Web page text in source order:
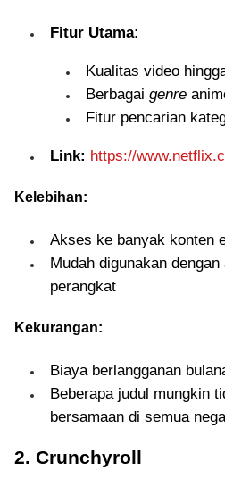
Fitur Utama:
Kualitas video
Berbagai genre
Fitur pencarian
Link: https://
Kelebihan:
Akses ke banyak konten
Mudah digunakan
perangkat
Kekurangan:
Biaya berlangganan
Beberapa judul mungkin
bersamaan di semua
2. Crunchyroll